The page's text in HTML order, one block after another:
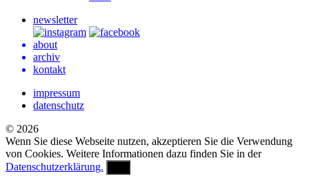
newsletter
about
archiv
kontakt
impressum
datenschutz
© 2026
Wenn Sie diese Webseite nutzen, akzeptieren Sie die Verwendung
von Cookies. Weitere Informationen dazu finden Sie in der
Datenschutzerklärung.